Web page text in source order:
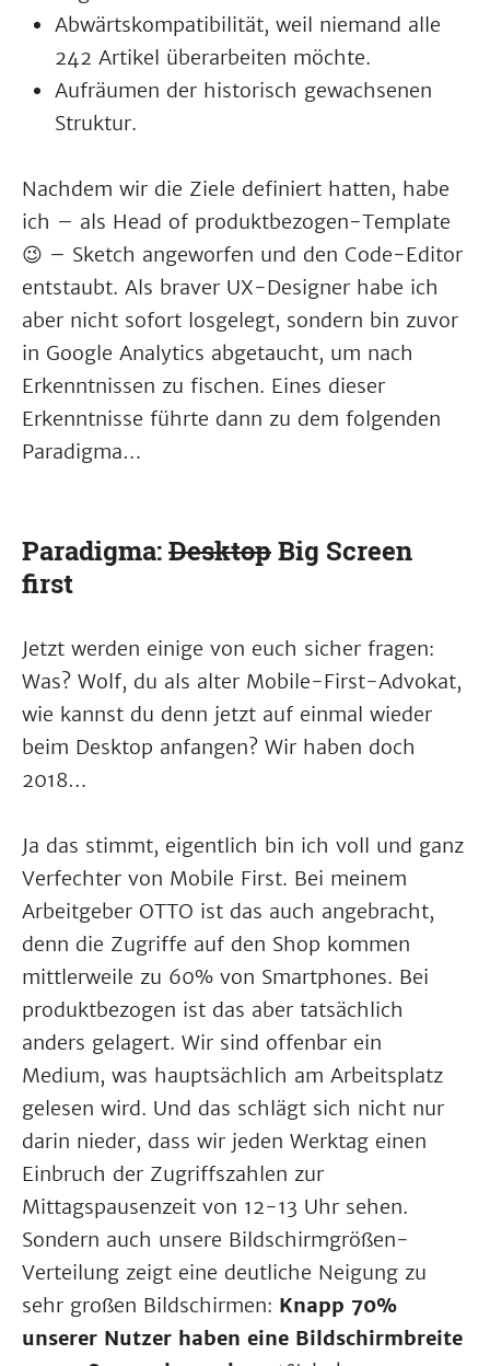
Abwärtskompatibilität, weil niemand alle
242 Artikel überarbeiten möchte.
Aufräumen der historisch gewachsenen
Struktur.
Nachdem wir die Ziele definiert hatten, habe
ich – als Head of produktbezogen-Template
😉 – Sketch angeworfen und den Code-Editor
entstaubt. Als braver UX-Designer habe ich
aber nicht sofort losgelegt, sondern bin zuvor
in Google Analytics abgetaucht, um nach
Erkenntnissen zu fischen. Eines dieser
Erkenntnisse führte dann zu dem folgenden
Paradigma…
Paradigma:DesktopBig Screen
first
Jetzt werden einige von euch sicher fragen:
Was? Wolf, du als alter Mobile-First-Advokat,
wie kannst du denn jetzt auf einmal wieder
beim Desktop anfangen? Wir haben doch
2018…
Ja das stimmt, eigentlich bin ich voll und ganz
Verfechter von Mobile First. Bei meinem
Arbeitgeber OTTO ist das auch angebracht,
denn die Zugriffe auf den Shop kommen
mittlerweile zu 60% von Smartphones. Bei
produktbezogen ist das aber tatsächlich
anders gelagert. Wir sind offenbar ein
Medium, was hauptsächlich am Arbeitsplatz
gelesen wird. Und das schlägt sich nicht nur
darin nieder, dass wir jeden Werktag einen
Einbruch der Zugriffszahlen zur
Mittagspausenzeit von 12-13 Uhr sehen.
Sondern auch unsere Bildschirmgrößen-
Verteilung zeigt eine deutliche Neigung zu
sehr großen Bildschirmen: Knapp 70%
unserer Nutzer haben eine Bildschirmbreite